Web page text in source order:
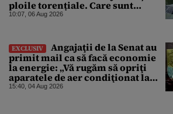
ploile torențiale. Care sunt
zonele vizate, începând chiar de
10:07, 06 Aug 2026
EXCLUSIV
Angajaţii de la Senat au
primit mail ca să facă economie
la energie: „Vă rugăm să opriţi
aparatele de aer condiţionat la
sfârşitul programului”
15:40, 04 Aug 2026